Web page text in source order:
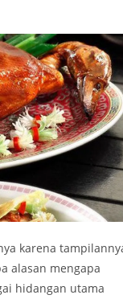
karena
alasan mengapa
hidangan utama